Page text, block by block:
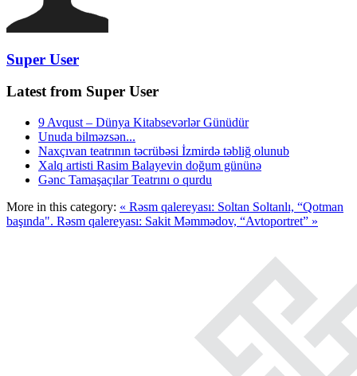
Super User
Latest from Super User
9 Avqust – Dünya Kitabsevərlər Günüdür
Unuda bilməzsən...
Naxçıvan teatrının təcrübəsi İzmirdə təbliğ olunub
Xalq artisti Rasim Balayevin doğum gününə
Gənc Tamaşaçılar Teatrını o qurdu
More in this category: « Rəsm qalereyası: Soltan Soltanlı, “Qotman
başında". Rəsm qalereyası: Sakit Məmmədov, “Avtoportret” »